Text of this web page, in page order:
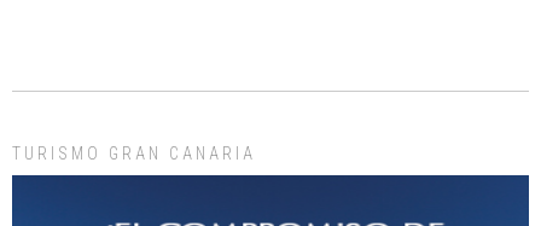
días, ella incluida...
TURISMO GRAN CANARIA